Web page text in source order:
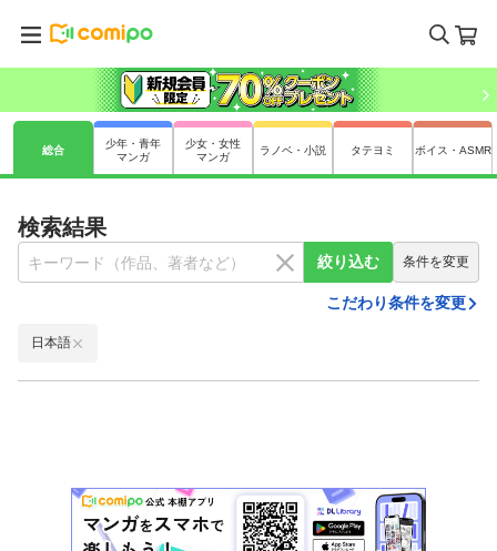
総合
少年・青年
マンガ
少女・女性
マンガ
ラノベ・小説 タテヨミ ボイス・ASMR
検索結果
絞り込む 条件を変更
こだわり条件を変更
日本語